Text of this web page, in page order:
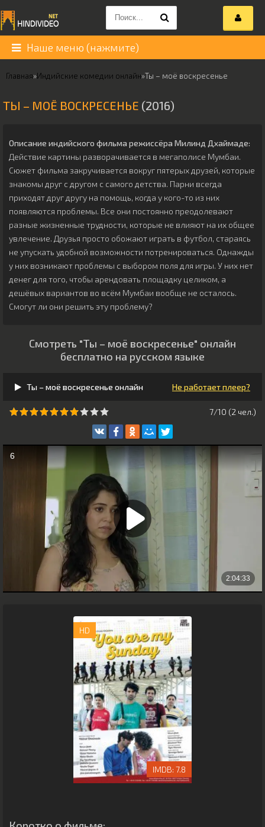
Наше меню (нажмите)
Главная»Индийские комедии онлайн»Ты – моё воскресенье
ТЫ – МОЁ ВОСКРЕСЕНЬЕ (2016)
Описание индийского фильма режиссёра Милинд Дхаймаде:
Действие картины разворачивается в мегаполисе Мумбаи.
Сюжет фильма закручивается вокруг пятерых друзей, которые
знакомы друг с другом с самого детства. Парни всегда
приходят друг другу на помощь, когда у кого-то из них
появляются проблемы. Все они постоянно преодолевают
разные жизненные трудности, которые не влияют на их общее
увлечение. Друзья просто обожают играть в футбол, стараясь
не упускать удобной возможности потренироваться. Однажды
у них возникают проблемы с выбором поля для игры. У них нет
денег для того, чтобы арендовать площадку целиком, а
дешёвых вариантов во всём Мумбаи вообще не осталось.
Смогут ли они решить эту проблему?
Смотреть "Ты – моё воскресенье" онлайн
бесплатно на русском языке
Ты – моё воскресенье онлайн Не работает плеер?
7/10 (2 чeл.)
HD
7.8